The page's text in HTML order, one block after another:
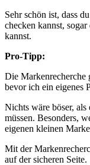
Sehr schön ist, dass
checken kannst,
kannst.
Pro-Tipp:
Die Markenrecherche
bevor ich ein eigenes
Nichts wäre böser, als
müssen. Besonders,
eigenen kleinen
Mit der
auf der sicheren Seite.